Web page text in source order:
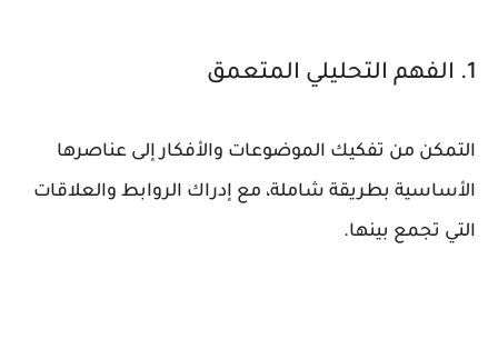
1. الفهم التحليلي المتعمق
التمكن من تفكيك الموضوعات والأفكار إلى عناصرها
الأساسية بطريقة شاملة، مع إدراك الروابط والعلاقات
التي تجمع بينها.